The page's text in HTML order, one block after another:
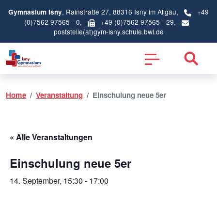
Gymnasium Isny, Rainstraße 27, 88316 Isny im Allgäu,
+49
(0)7562 97565 - 0,
+49 (0)7562 97565 - 29,
poststelle(at)gym-isny.schule.bwl.de
Home Veranstaltung Einschulung neue 5er
« Alle Veranstaltungen
Einschulung neue 5er
14. September, 15:30 - 17:00